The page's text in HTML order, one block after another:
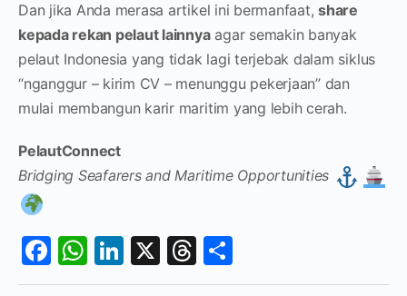
Dan jika Anda merasa artikel ini bermanfaat,share
kepada rekan pelaut lainnyaagar semakin banyak
pelaut Indonesia yang tidak lagi terjebak dalam siklus
“nganggur – kirim CV – menunggu pekerjaan” dan
mulai membangun karir maritim yang lebih cerah.
PelautConnect
Bridging Seafarers and Maritime Opportunities
Facebook
WhatsApp
LinkedIn
X Threads